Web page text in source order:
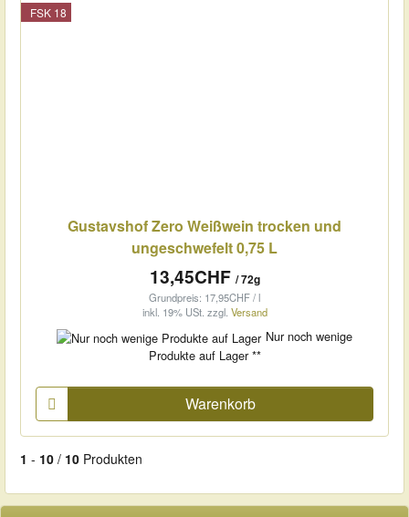
FSK 18
Gustavshof Zero Weißwein trocken und
ungeschwefelt 0,75 L
13,45CHF / 72g
Grundpreis: 17,95CHF / l
inkl. 19% USt. zzgl. Versand
Nur noch wenige
Produkte auf Lager **
Warenkorb
1 - 10 / 10 Produkten